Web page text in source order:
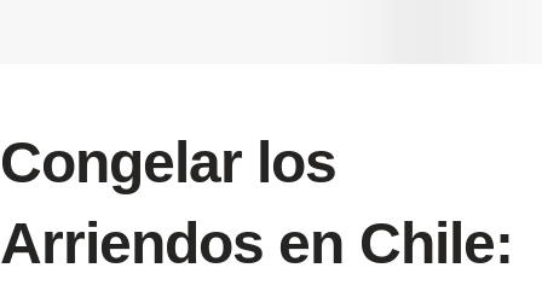
Congelar los
Arriendos en Chile: